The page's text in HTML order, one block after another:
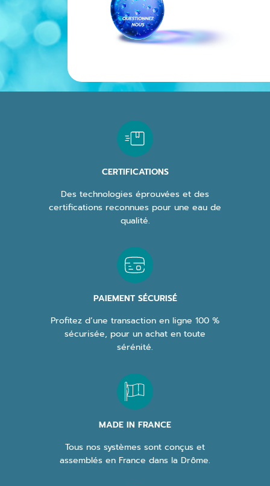
CERTIFICATIONS
Des technologies éprouvées et des
certifications reconnues pour une eau de
qualité.
PAIEMENT SÉCURISÉ
Profitez d’une transaction en ligne 100 %
sécurisée, pour un achat en toute
sérénité.
MADE IN FRANCE
Tous nos systèmes sont conçus et
assemblés en France dans la Drôme.